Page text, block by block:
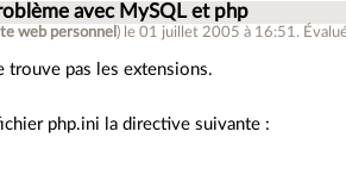
avec MySQL et php
web personnel ) le 01 juillet 2005 à 16:51 .
trouve pas les extensions.
php.ini la directive suivante :